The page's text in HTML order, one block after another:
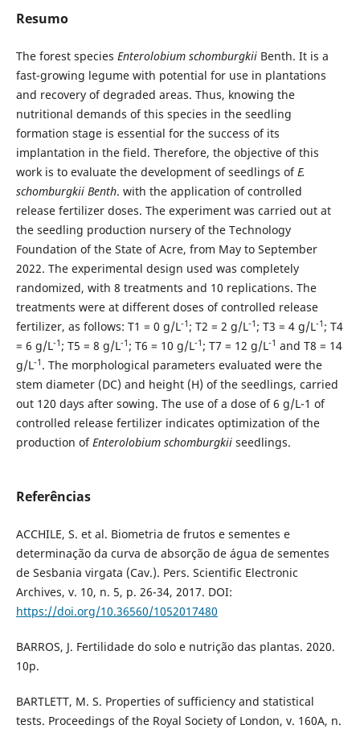
Resumo
The forest species Enterolobium schomburgkiiBenth. It is a
fast-growing legume with potential for use in plantations
and recovery of degraded areas. Thus, knowing the
nutritional demands of this species in the seedling
formation stage is essential for the success of its
implantation in the field. Therefore, the objective of this
work is to evaluate the development of seedlings ofE.
schomburgkii Benth. with the application of controlled
release fertilizer doses. The experiment was carried out at
the seedling production nursery of the Technology
Foundation of the State of Acre, from May to September
2022. The experimental design used was completely
randomized, with 8 treatments and 10 replications. The
treatments were at different doses of controlled release
fertilizer, as follows: T1 = 0 g/L-1 ; T2 = 2 g/L-1 ; T3 = 4 g/L-1 ; T4
= 6 g/L-1 ; T5 = 8 g/L-1 ; T6 = 10 g/L-1 ; T7 = 12 g/L-1 and T8 = 14
g/L-1 . The morphological parameters evaluated were the
stem diameter (DC) and height (H) of the seedlings, carried
out 120 days after sowing. The use of a dose of 6 g/L-1 of
controlled release fertilizer indicates optimization of the
production ofEnterolobium schomburgkiiseedlings.
Referências
ACCHILE, S. et al. Biometria de frutos e sementes e
determinação da curva de absorção de água de sementes
de Sesbania virgata (Cav.). Pers. Scientific Electronic
Archives, v. 10, n. 5, p. 26-34, 2017. DOI:
https://doi.org/10.36560/1052017480
BARROS, J. Fertilidade do solo e nutrição das plantas. 2020.
10p.
BARTLETT, M. S. Properties of sufficiency and statistical
tests. Proceedings of the Royal Society of London, v. 160A, n.